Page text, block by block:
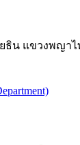
ธิน แขวงพญาไ